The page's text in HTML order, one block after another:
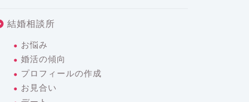
結婚相談所
お悩み
婚活の傾向
プロフィールの作成
お見合い